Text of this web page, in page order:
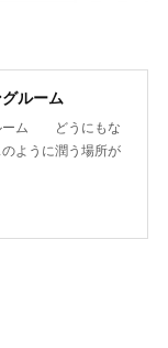
ルーム
ーム どうにもな
ように潤う場所が